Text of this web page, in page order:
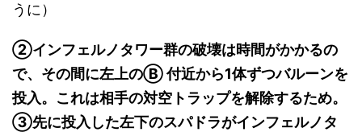
うに）
②インフェルノタワー群の破壊は時間がかかるの
で、その間に左上のⒷ 付近から1体ずつバルーンを
投入。これは相手の対空トラップを解除するため。
③先に投入した左下のスパドラがインフェルノタ